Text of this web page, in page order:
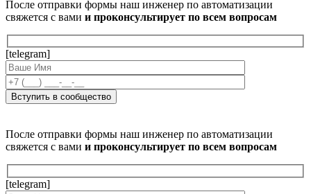
После отправки формы наш инженер по автоматизации
свяжется с вами и проконсультирует по всем вопросам
[telegram]
После отправки формы наш инженер по автоматизации
свяжется с вами и проконсультирует по всем вопросам
[telegram]